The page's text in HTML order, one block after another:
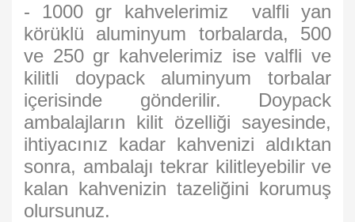
- 1000 gr kahvelerimiz valfli yan
körüklü aluminyum torbalarda, 500
ve 250 gr kahvelerimiz ise valfli ve
kilitli doypack aluminyum torbalar
içerisinde gönderilir. Doypack
ambalajların kilit özelliği sayesinde,
ihtiyacınız kadar kahvenizi aldıktan
sonra, ambalajı tekrar kilitleyebilir ve
kalan kahvenizin tazeliğini korumuş
olursunuz.